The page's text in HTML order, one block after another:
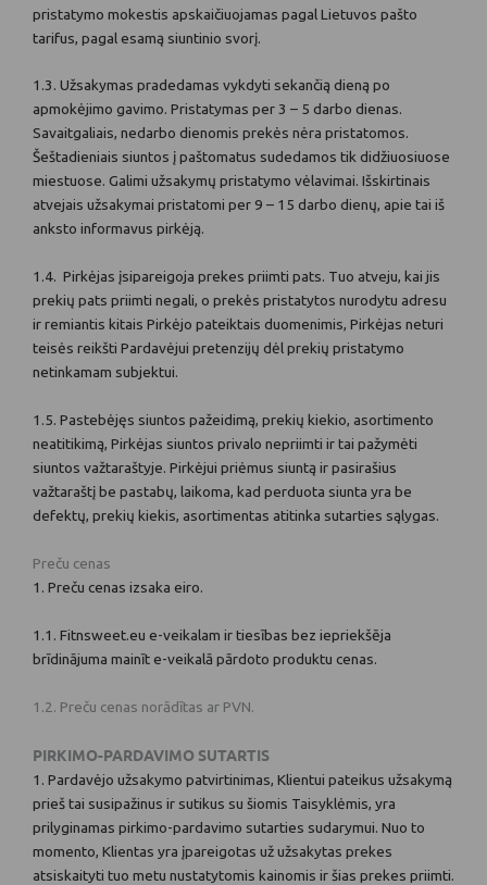
pristatymo mokestis apskaičiuojamas pagal Lietuvos pašto
tarifus, pagal esamą siuntinio svorį.
1.3. Užsakymas pradedamas vykdyti sekančią dieną po
apmokėjimo gavimo. Pristatymas per 3 – 5 darbo dienas.
Savaitgaliais, nedarbo dienomis prekės nėra pristatomos.
Šeštadieniais siuntos į paštomatus sudedamos tik didžiuosiuose
miestuose. Galimi užsakymų pristatymo vėlavimai. Išskirtinais
atvejais užsakymai pristatomi per 9 – 15 darbo dienų, apie tai iš
anksto informavus pirkėją.
1.4. Pirkėjas įsipareigoja prekes priimti pats. Tuo atveju, kai jis
prekių pats priimti negali, o prekės pristatytos nurodytu adresu
ir remiantis kitais Pirkėjo pateiktais duomenimis, Pirkėjas neturi
teisės reikšti Pardavėjui pretenzijų dėl prekių pristatymo
netinkamam subjektui.
1.5. Pastebėjęs siuntos pažeidimą, prekių kiekio, asortimento
neatitikimą, Pirkėjas siuntos privalo nepriimti ir tai pažymėti
siuntos važtaraštyje. Pirkėjui priėmus siuntą ir pasirašius
važtaraštį be pastabų, laikoma, kad perduota siunta yra be
defektų, prekių kiekis, asortimentas atitinka sutarties sąlygas.
Preču cenas
1. Preču cenas izsaka eiro.
1.1. Fitnsweet.eu e-veikalam ir tiesības bez iepriekšēja
brīdinājuma mainīt e-veikalā pārdoto produktu cenas.
1.2. Preču cenas norādītas ar PVN.
PIRKIMO-PARDAVIMO SUTARTIS
1. Pardavėjo užsakymo patvirtinimas, Klientui pateikus užsakymą
prieš tai susipažinus ir sutikus su šiomis Taisyklėmis, yra
prilyginamas pirkimo-pardavimo sutarties sudarymui. Nuo to
momento, Klientas yra įpareigotas už užsakytas prekes
atsiskaityti tuo metu nustatytomis kainomis ir šias prekes priimti.